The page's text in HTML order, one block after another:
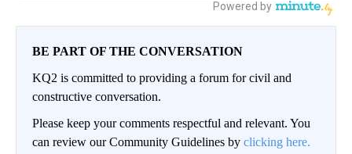
BE PART OF THE CONVERSATION
KQ2 is committed to providing a forum for civil and
constructive conversation.
Please keep your comments respectful and relevant. You
can review our Community Guidelines by clicking here.